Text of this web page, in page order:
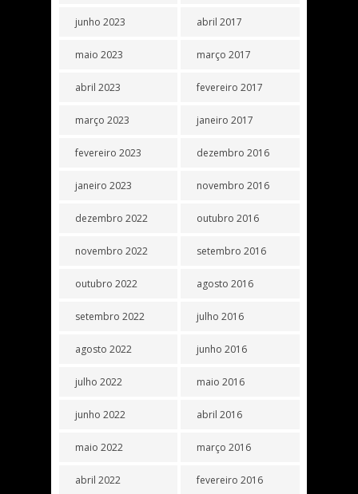
junho 2023
maio 2023
abril 2023
março 2023
fevereiro 2023
janeiro 2023
dezembro 2022
novembro 2022
outubro 2022
setembro 2022
agosto 2022
julho 2022
junho 2022
maio 2022
abril 2022
abril 2017
março 2017
fevereiro 2017
janeiro 2017
dezembro 2016
novembro 2016
outubro 2016
setembro 2016
agosto 2016
julho 2016
junho 2016
maio 2016
abril 2016
março 2016
fevereiro 2016